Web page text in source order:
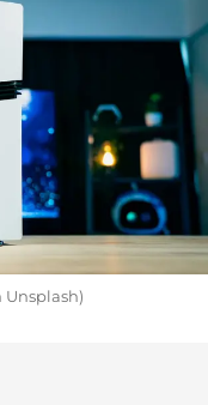
Unsplash)